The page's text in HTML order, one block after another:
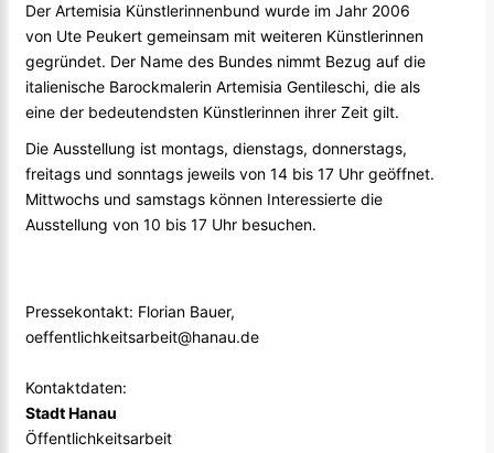
Der Artemisia Künstlerinnenbund wurde im Jahr 2006
von Ute Peukert gemeinsam mit weiteren Künstlerinnen
gegründet. Der Name des Bundes nimmt Bezug auf die
italienische Barockmalerin Artemisia Gentileschi, die als
eine der bedeutendsten Künstlerinnen ihrer Zeit gilt.
Die Ausstellung ist montags, dienstags, donnerstags,
freitags und sonntags jeweils von 14 bis 17 Uhr geöffnet.
Mittwochs und samstags können Interessierte die
Ausstellung von 10 bis 17 Uhr besuchen.
Pressekontakt: Florian Bauer,
oeffentlichkeitsarbeit@hanau.de
Kontaktdaten:
Stadt Hanau
Öffentlichkeitsarbeit